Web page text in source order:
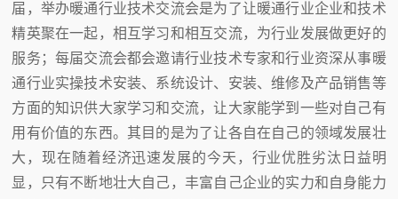
届，举办暖通行业技术交流会是为了让暖通行业企业和技术
精英聚在一起，相互学习和相互交流，为行业发展做更好的
服务；每届交流会都会邀请行业技术专家和行业资深从事暖
通行业实操技术安装、系统设计、安装、维修及产品销售等
方面的知识供大家学习和交流，让大家能学到一些对自己有
用有价值的东西。其目的是为了让各自在自己的领域发展壮
大，现在随着经济迅速发展的今天，行业优胜劣汰日益明
显，只有不断地壮大自己，丰富自己企业的实力和自身能力